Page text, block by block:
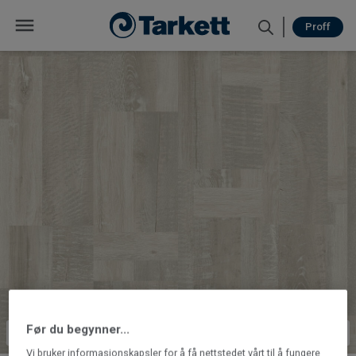
Proff
Før du begynner...
Vi bruker informasjonskapsler for å få nettstedet vårt til å fungere